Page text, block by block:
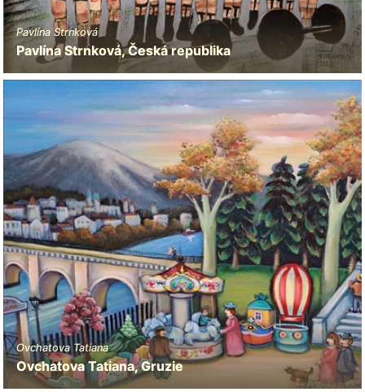
Pavlína Strnková
Pavlína Strnková, Česká republika
Ovchatova Tatiana
Ovchatova Tatiana, Gruzie